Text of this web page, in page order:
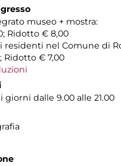
museo + mostra:
Ridotto € 8,00
residenti nel Comune di
Ridotto € 7,00
dalle 9.00 alle 21.00